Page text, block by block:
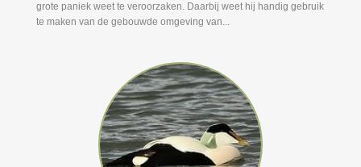
grote paniek weet te veroorzaken. Daarbij weet hij handig gebruik
te maken van de gebouwde omgeving van...